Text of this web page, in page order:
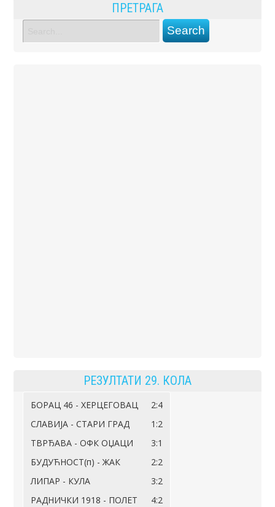
ПРЕТРАГА
РЕЗУЛТАТИ 29. КОЛА
БОРАЦ 46 - ХЕРЦЕГОВАЦ
2:4
СЛАВИЈА - СТАРИ ГРАД
1:2
ТВРЂАВА - ОФК ОЏАЦИ
3:1
БУДУЋНОСТ(п) - ЖАК
2:2
ЛИПАР - КУЛА
3:2
РАДНИЧКИ 1918 - ПОЛЕТ
4:2